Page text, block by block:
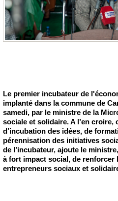
Le premier incubateur de
implanté dans la commune de
samedi, par le ministre de la
sociale et solidaire. A l’en
d’incubation des idées, de
pérennisation des initiatives
de l’incubateur, ajoute le
à fort impact social, de renforcer
entrepreneurs sociaux et